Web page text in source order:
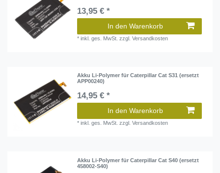
13,95 € *
In den Warenkorb
*inkl. ges. MwSt. zzgl.Versandkosten
Akku Li-Polymer für Caterpillar Cat S31 (ersetzt
APP00240)
14,95 € *
In den Warenkorb
*inkl. ges. MwSt. zzgl.Versandkosten
Akku Li-Polymer für Caterpillar Cat S40 (ersetzt
458002-S40)